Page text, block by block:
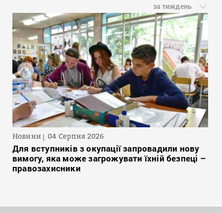
за тиждень
Новини 04 Серпня 2026
Для вступників з окупації запровадили нову
вимогу, яка може загрожувати їхній безпеці –
правозахисники